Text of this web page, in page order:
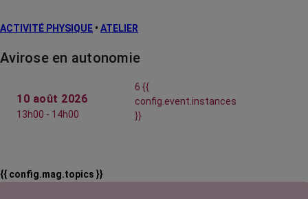
ACTIVITÉ PHYSIQUE • ATELIER
Avirose en autonomie
10 août 2026
13h00 - 14h00
6 {{
config.event.instances
}}
{{ config.mag.topics }}